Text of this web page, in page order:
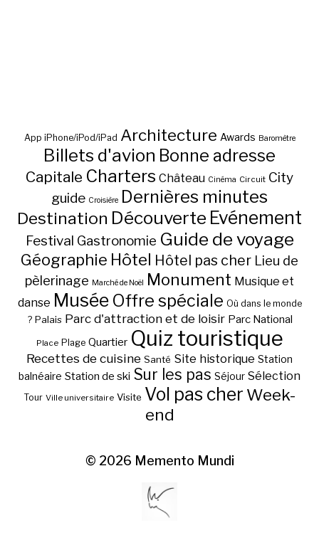
App iPhone/iPod/iPad Architecture Awards Baromètre
Billets d'avion Bonne adresse
Capitale Charters Château Cinéma Circuit City
guide Croisière Dernières minutes
Destination Découverte Evénement
Festival Gastronomie Guide de voyage
Géographie Hôtel Hôtel pas cher Lieu de
pèlerinage Marché de Noël Monument Musique et
danse Musée Offre spéciale Où dans le monde
? Palais Parc d'attraction et de loisir Parc National
Place Plage Quartier Quiz touristique
Recettes de cuisine Santé Site historique Station
balnéaire Station de ski Sur les pas Séjour Sélection
Tour Ville universitaire Visite Vol pas cher Week-
end
© 2026 Memento Mundi